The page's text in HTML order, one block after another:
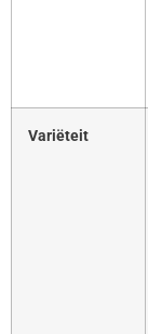
Variëteit